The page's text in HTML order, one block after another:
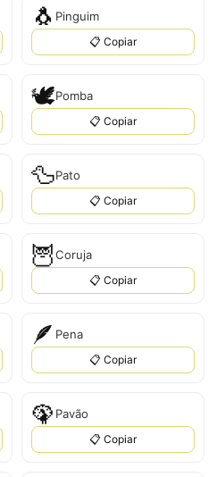
🐧 Pinguim
📋 Copiar
🕊Pomba
📋 Copiar
🦆Pato
📋 Copiar
🦉Coruja
📋 Copiar
🪶 Pena
📋 Copiar
🦚 Pavão
📋 Copiar